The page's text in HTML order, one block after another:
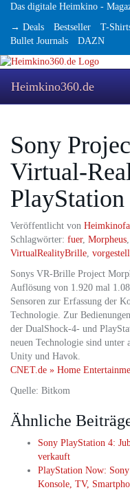
Skip
main
content
Das digitale Heimkino -
→ Deals
Bestseller T-
Bullet Journals
DAZN
Heimkino360.de
Sony
Virtual-
Veröffentlicht von
Schlagwörter: fuer, Morpheus,
VirtualRealityBrille,
Sonys VR-Brille Project
Auflösung von 1.920 mal
Sensoren zur Erfassung der
Technologie. Zur
der DualShock-4- und
neuen Technologie sind unter
Unity und Havok.
CNET.de » Home
Quelle: Bitkom
Ähnliche
Sony PlayStation 4:
verkauft
PlayStation Now:
Konsole, TV,